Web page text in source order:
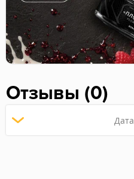
Отзывы (0)